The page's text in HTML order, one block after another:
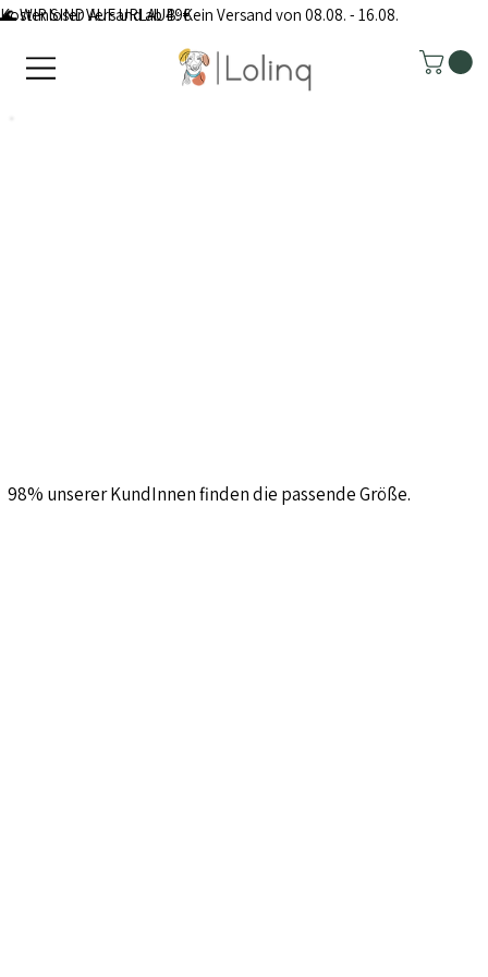
Kostenloser Versand ab 49€
🌊 WIR SIND AUF URLAUB: Kein Versand von 08.08. - 16.08.
98% unserer KundInnen finden die passende Größe.